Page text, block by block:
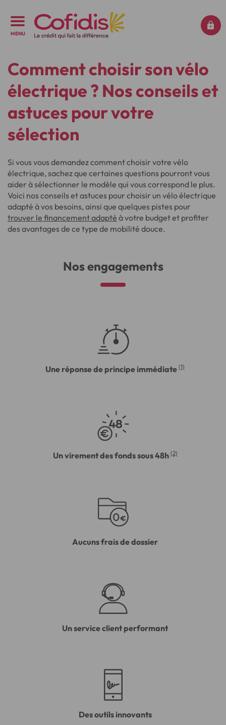
MENU
Comment choisir son vélo
électrique ? Nos conseils et
astuces pour votre
sélection
Si vous vous demandez comment choisir votre vélo
électrique, sachez que certaines questions pourront vous
aider à sélectionner le modèle qui vous correspond le plus.
Voici nos conseils et astuces pour choisir un vélo électrique
adapté à vos besoins, ainsi que quelques pistes pour
trouver le financement adapté à votre budget et profiter
des avantages de ce type de mobilité douce.
Nos engagements
Une réponse de principe immédiate (1)
Un virement des fonds sous 48h (2)
Aucuns frais de dossier
Un service client performant
Des outils innovants